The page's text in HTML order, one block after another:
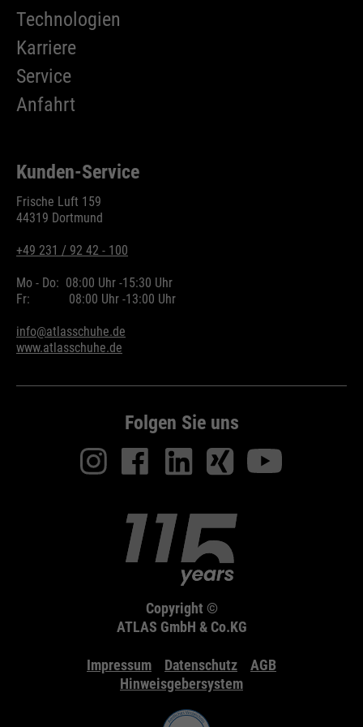
Zweck
Wird zur Begrenzung der Request-
Name
benutzt.
Technologien
Karriere
Service
Anfahrt
Kunden-Service
Frische Luft 159
44319 Dortmund
+49 231 / 92 42 - 100
Mo - Do: 08:00 Uhr -15:30 Uhr
Fr:
08:00 Uhr -13:00 Uhr
info@atlasschuhe.de
www.atlasschuhe.de
Folgen Sie uns
Copyright ©
ATLAS GmbH & Co.KG
Impressum Datenschutz
AGB
Hinweisgebersystem